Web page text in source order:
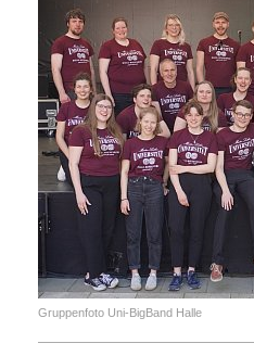
Gruppenfoto Uni-BigBand Halle